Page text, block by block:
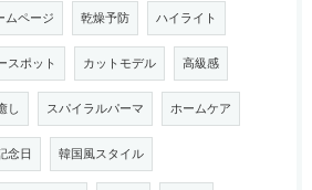
ムページ 乾燥予防 ハイライト
スポット カットモデル 高級感
し スパイラルパーマ ホームケア
念日 韓国風スタイル